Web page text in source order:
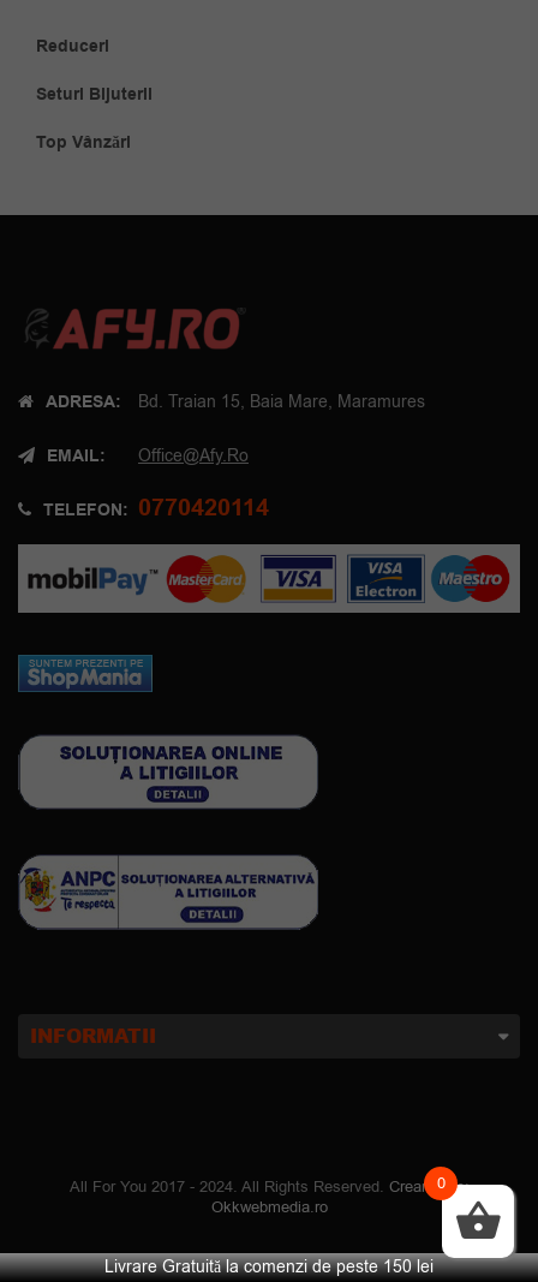
Reduceri
Seturi Bijuterii
Top Vânzări
ADRESA: Bd. Traian 15, Baia Mare, Maramures
EMAIL: Office@afy.ro
TELEFON: 0770420114
INFORMATII
All For You 2017 - 2024. All Rights Reserved. Creare site:
Okkwebmedia.ro
0
Livrare Gratuită la comenzi de peste 150 lei